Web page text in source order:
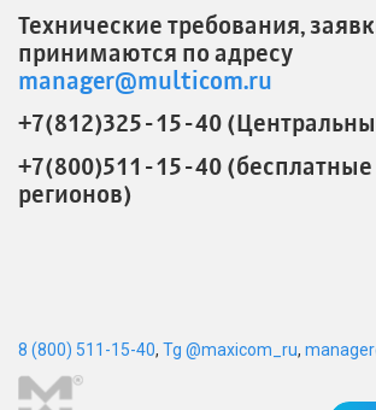
Технические требования,
принимаются по адресу
manager@multicom.ru
+7(812)325-15-40
+7(800)511-15-40 (бесплатные
регионов)
8 (800) 511-15-40, Tg @maxicom_ru,